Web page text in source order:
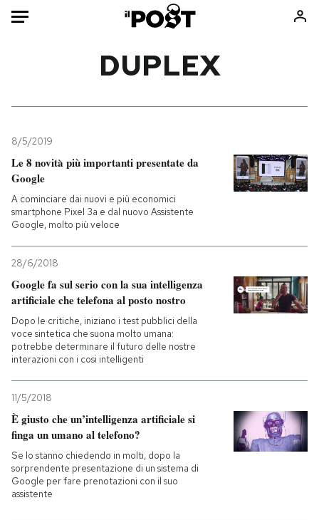
Mondo
Politica
Internet
Scienza
Economia
Sport
Consumismi
Mondiali calcio 2026
PODCAST
NEWSLETTER
I MIEI PREFERITI
SHOP
DUPLEX
8/5/2019
Le 8 novità più importanti presentate da
Google
A cominciare dai nuovi e più economici
smartphone Pixel 3a e dal nuovo Assistente
Google, molto più veloce
28/6/2018
Google fa sul serio con la sua intelligenza
artificiale che telefona al posto nostro
Dopo le critiche, iniziano i test pubblici della
voce sintetica che suona molto umana:
potrebbe determinare il futuro delle nostre
interazioni con i cosi intelligenti
11/5/2018
È giusto che un’intelligenza artificiale si
finga un umano al telefono?
Se lo stanno chiedendo in molti, dopo la
sorprendente presentazione di un sistema di
Google per fare prenotazioni con il suo
assistente